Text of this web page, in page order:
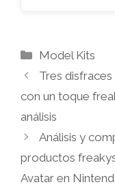
Categorías
Model Kits
Tres
con un toque
análisis
Análisis y
productos
Avatar en